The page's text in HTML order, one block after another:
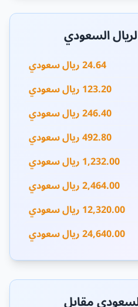
السعودي
24.64 ريال سعودي
123.20 ريال سعودي
246.40 ريال سعودي
492.80 ريال سعودي
1,232.00 ريال سعودي
2,464.00 ريال سعودي
12,320.00 ريال سعودي
24,640.00 ريال سعودي